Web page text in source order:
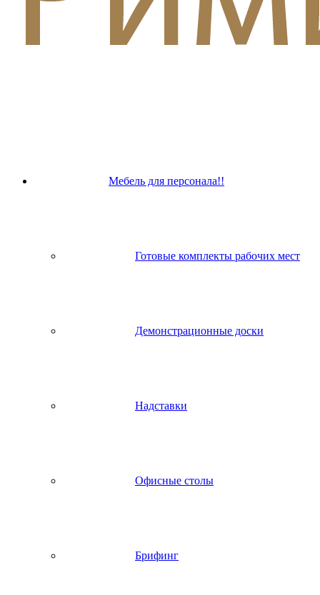
Мебель для персонала!!
Готовые комплекты рабочих мест
Демонстрационные доски
Надставки
Офисные столы
Брифинг